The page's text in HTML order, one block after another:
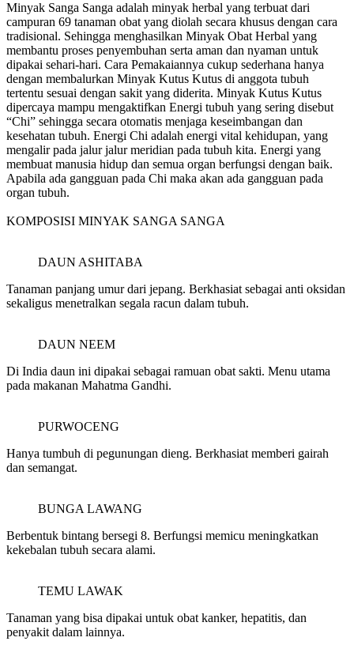
Minyak Sanga Sanga adalah minyak herbal yang terbuat dari
campuran 69 tanaman obat yang diolah secara khusus dengan cara
tradisional. Sehingga menghasilkan Minyak Obat Herbal yang
membantu proses penyembuhan serta aman dan nyaman untuk
dipakai sehari-hari. Cara Pemakaiannya cukup sederhana hanya
dengan membalurkan Minyak Kutus Kutus di anggota tubuh
tertentu sesuai dengan sakit yang diderita. Minyak Kutus Kutus
dipercaya mampu mengaktifkan Energi tubuh yang sering disebut
“Chi” sehingga secara otomatis menjaga keseimbangan dan
kesehatan tubuh. Energi Chi adalah energi vital kehidupan, yang
mengalir pada jalur jalur meridian pada tubuh kita. Energi yang
membuat manusia hidup dan semua organ berfungsi dengan baik.
Apabila ada gangguan pada Chi maka akan ada gangguan pada
organ tubuh.
KOMPOSISI MINYAK SANGA SANGA
DAUN ASHITABA
Tanaman panjang umur dari jepang. Berkhasiat sebagai anti oksidan
sekaligus menetralkan segala racun dalam tubuh.
DAUN NEEM
Di India daun ini dipakai sebagai ramuan obat sakti. Menu utama
pada makanan Mahatma Gandhi.
PURWOCENG
Hanya tumbuh di pegunungan dieng. Berkhasiat memberi gairah
dan semangat.
BUNGA LAWANG
Berbentuk bintang bersegi 8. Berfungsi memicu meningkatkan
kekebalan tubuh secara alami.
TEMU LAWAK
Tanaman yang bisa dipakai untuk obat kanker, hepatitis, dan
penyakit dalam lainnya.